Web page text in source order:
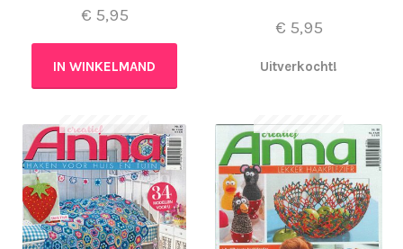
€ 5,95
IN WINKELMAND
€ 5,95
Uitverkocht!